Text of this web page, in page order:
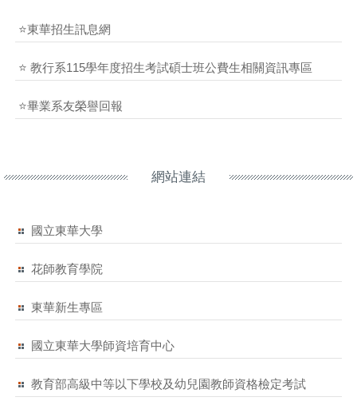
⭐東華招生訊息網
⭐ 教行系115學年度招生考試碩士班公費生相關資訊專區
⭐畢業系友榮譽回報
網站連結
國立東華大學
花師教育學院
東華新生專區
國立東華大學師資培育中心
教育部高級中等以下學校及幼兒園教師資格檢定考試